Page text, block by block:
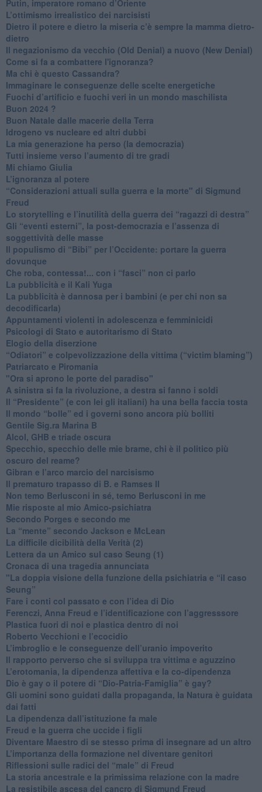
Putin, imperatore romano d’Oriente
​L’ottimismo irrealistico dei narcisisti
​Dietro il potere e dietro la miseria c’è sempre la mamma dietro-
dietro
Il negazionismo da vecchio (Old Denial) a nuovo (New Denial)
Come si fa a combattere l'ignoranza?
Ma chi è questo Cassandra?
Immaginare le conseguenze delle scelte energetiche
​Fuochi d’artificio e fuochi veri in un mondo maschilista
Buon 2024 ?
​Buon Natale dalle macerie della Terra
​Idrogeno vs nucleare ed altri dubbi
​La mia generazione ha perso (la democrazia)
​Tutti insieme verso l’aumento di tre gradi
Mi chiamo Giulia
L’ignoranza al potere
​“Considerazioni attuali sulla guerra e la morte" di Sigmund
Freud
​Lo storytelling e l’inutilità della guerra dei “ragazzi di destra”
​Gli “eventi esterni”, la post-democrazia e l’assenza di
soggettività delle masse
​Il populismo di “Bibi” per l’Occidente: portare la guerra
dovunque
​Che roba, contessa!... con i “fasci” non ci parlo
La pubblicità e il Kali Yuga
​La pubblicità è dannosa per i bambini (e per chi non sa
decodificarla)
​Appuntamenti violenti in adolescenza e femminicidi
​Psicologi di Stato e autoritarismo di Stato
Elogio della diserzione
“Odiatori” e colpevolizzazione della vittima (“victim blaming”)
​Patriarcato e Piromania
"Ora si aprono le porte del paradiso"
​A sinistra si fa la rivoluzione, a destra si fanno i soldi
​Il “Presidente” (e con lei gli italiani) ha una bella faccia tosta
​Il mondo “bolle” ed i governi sono ancora più bolliti
​Gentile Sig.ra Marina B
​Alcol, GHB e triade oscura
​Specchio, specchio delle mie brame, chi è il politico più
oscuro del reame?
​Gibran e l’arco marcio del narcisismo
​Il prematuro trapasso di B. e Ramses II
​Non temo Berlusconi in sé, temo Berlusconi in me
​Mie risposte al mio Amico-psichiatra
​Secondo Porges e secondo me
​La “mente” secondo Jackson e McLean
La difficile dicibilità della Verità (2)
​Lettera da un Amico sul caso Seung (1)
​Cronaca di una tragedia annunciata
"​La doppia visione della funzione della psichiatria e “il caso
Seung”
​Fare i conti col passato e con l’idea di Dio
​Ferenczi, Anna Freud e l’identificazione con l’aggresssore
Plastica fuori di noi e plastica dentro di noi
​Roberto Vecchioni e l’ecocidio
​L’imbroglio e le conseguenze dell’uranio impoverito
​Il rapporto perverso che si sviluppa tra vittima e aguzzino
L’erotomania, la dipendenza affettiva e la co-dipendenza
​Dio è gay o il potere di “Dio-Patria-Famiglia” è gay?
​Gli uomini sono guidati dalla propaganda, la Natura è guidata
dai fatti
La dipendenza dall’istituzione fa male
​Freud e la guerra che uccide i figli
​Diventare Maestro di se stesso prima di insegnare ad un altro
L’importanza della formazione nel diventare genitori
Riflessioni sulle radici del “male” di Freud
​La storia ancestrale e la primissima relazione con la madre
​La resistibile ascesa del cancro di Sigmund Freud